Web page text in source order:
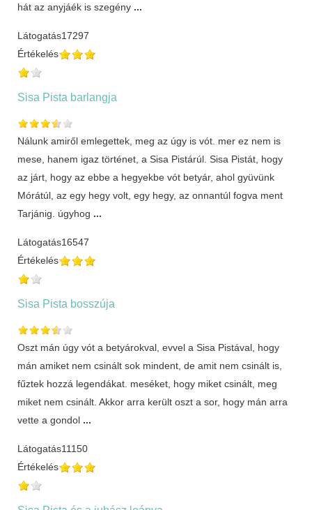
hát az anyjáék is szegény ...
Látogatás17297
Értékelés
Sisa Pista barlangja
Nálunk amiről emlegettek, meg az úgy is vót. mer ez nem is
mese, hanem igaz történet, a Sisa Pistárúl. Sisa Pistát, hogy
az járt, hogy az ebbe a hegyekbe vót betyár, ahol gyüvünk
Mórátúl, az egy hegy volt, egy hegy, az onnantúl fogva ment
Tarjánig. úgyhog ...
Látogatás16547
Értékelés
Sisa Pista bosszúja
Oszt mán úgy vót a betyárokval, evvel a Sisa Pistával, hogy
mán amiket nem csinált sok mindent, de amit nem csinált is,
fűztek hozzá legendákat. meséket, hogy miket csinált, meg
miket nem csinált. Akkor arra került oszt a sor, hogy mán arra
vette a gondol ...
Látogatás11150
Értékelés